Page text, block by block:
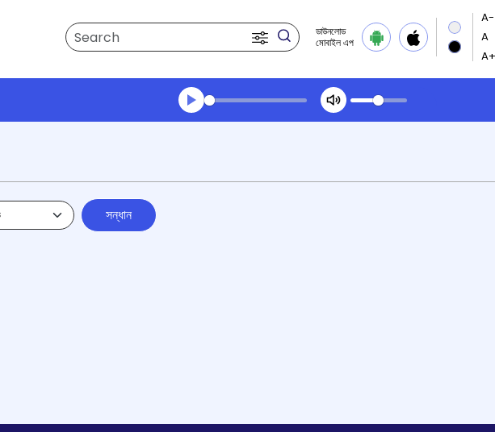
Search
ডাউনলোড
মোবাইল এপ
Transcript summary